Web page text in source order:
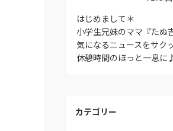
はじめまして＊
小学生兄妹のママ『たぬ
気になるニュースをサク
休憩時間のほっと一息に♪
カテゴリー